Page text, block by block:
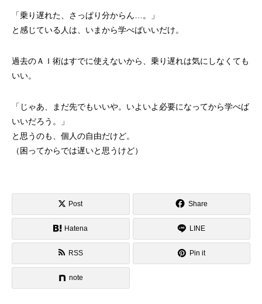
「乗り遅れた、さっぱり分からん…。」
と感じている人は、いまから学べばいいだけ。
過去のＡＩ術はすでに使えないから、 乗り遅れは気にしなくても
いい。
「じゃあ、まだ先でもいいや。 いよいよ必要になってから学べば
いいだろう。」
と思うのも、個人の自由だけど。
（困ってからでは遅いと思うけど）
Post Share
Hatena LINE
RSS Pin it
note